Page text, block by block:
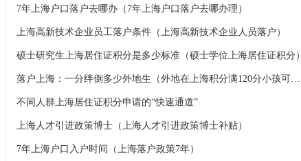
7年上海户口落户去哪办（7年上海户口落户去哪办理）
上海高新技术企业员工落户条件（上海高新技术企业人员落户）
硕士研究生上海居住证积分是多少标准（硕士学位上海居住证积分）
落户上海：一分绊倒多少外地生（外地在上海积分满120分小孩可以考上海大学吗）
不同人群上海居住证积分申请的“快速通道”
上海人才引进政策博士（上海人才引进政策博士补贴）
7年上海户口入户时间（上海落户政策7年）